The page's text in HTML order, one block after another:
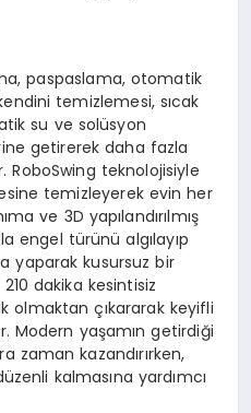
paspaslama, otomatik
temizlemesi, sıcak
su ve solüsyon
getirerek daha fazla
RoboSwing teknolojisiyle
temizleyerek evin her
ve 3D yapılandırılmış
engel türünü algılayıp
yaparak kusursuz bir
dakika kesintisiz
olmaktan çıkararak keyifli
Modern yaşamın getirdiği
zaman kazandırırken,
kalmasına yardımcı